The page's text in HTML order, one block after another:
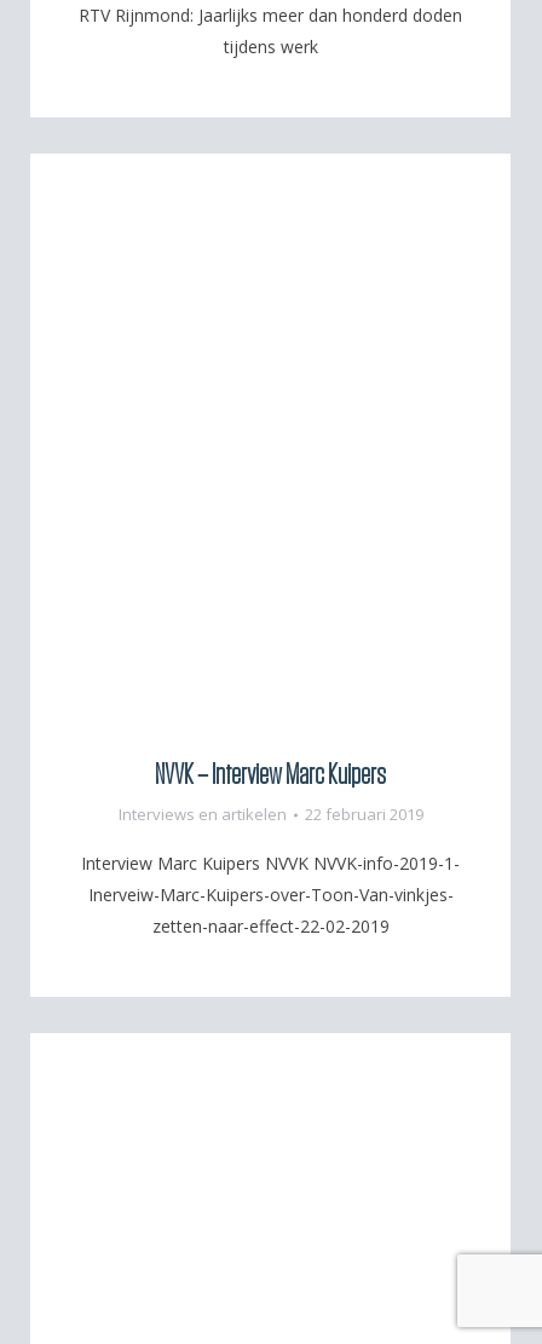
RTV Rijnmond: Jaarlijks meer dan honderd doden
tijdens werk
NVVK – Interview Marc Kuipers
Interviews en artikelen 22 februari 2019
Interview Marc Kuipers NVVK NVVK-info-2019-1-
Inerveiw-Marc-Kuipers-over-Toon-Van-vinkjes-
zetten-naar-effect-22-02-2019